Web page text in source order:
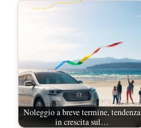
Noleggio a breve termine, tendenza
in crescita sul…